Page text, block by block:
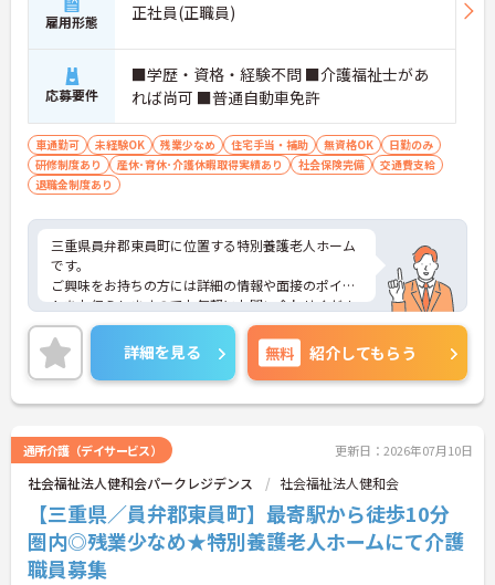
雇用形態 正社員(正職員)
応募要件
■学歴・資格・経験不問 ■介護福祉士があ
れば尚可 ■普通自動車免許
車通勤可 未経験OK 残業少なめ 住宅手当・補助 無資格OK
日勤のみ
研修制度あり
産休･育休･介護休暇取得実績あり 社会保険完備
交通費支給
退職金制度あり
三重県員弁郡東員町に位置する特別養護老人ホーム
です。
ご興味をお持ちの方には詳細の情報や面接のポイン
トをお伝えしますのでお気軽にお問い合わせくださ
いませ。
詳細を見る 無料 紹介してもらう
通所介護（デイサービス） 更新日：2026年07月10日
社会福祉法人健和会パークレジデンス 社会福祉法人健和会
【三重県／員弁郡東員町】最寄駅から徒歩10分
圏内◎残業少なめ★特別養護老人ホームにて介護
職員募集